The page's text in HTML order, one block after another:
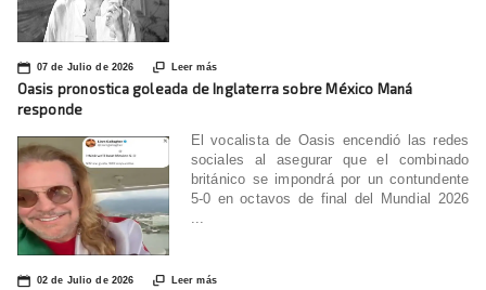
📅 07 de Julio de 2026  Leer más
Oasis pronostica goleada de Inglaterra sobre México Maná
responde
El vocalista de Oasis encendió las redes
sociales al asegurar que el combinado
británico se impondrá por un contundente
5-0 en octavos de final del Mundial 2026
...
📅 02 de Julio de 2026  Leer más